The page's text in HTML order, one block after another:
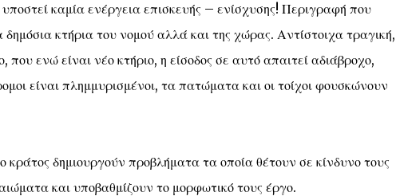
καμία ενέργεια επισκευής – ενίσχυσης! Περιγραφή που
δημόσια κτήρια του νομού αλλά και της χώρας. Αντίστοιχα τραγική,
ενώ είναι νέο κτήριο, η είσοδος σε αυτό απαιτεί αδιάβροχο,
είναι πλημμυρισμένοι, τα πατώματα και οι τοίχοι φουσκώνουν
δημιουργούν προβλήματα τα οποία θέτουν σε κίνδυνο τους
και υποβαθμίζουν το μορφωτικό τους έργο.